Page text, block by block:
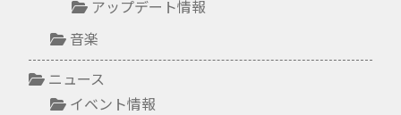
アップデート情報
音楽
ニュース
イベント情報